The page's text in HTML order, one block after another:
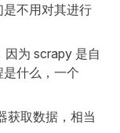
不用对其进行
因为 scrapy 是自
什么，一个
获取数据，相当